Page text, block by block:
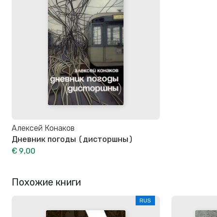
Алексей Конаков
Дневник погоды (дисторшны)
€ 9,00
Похожие книги
RUS